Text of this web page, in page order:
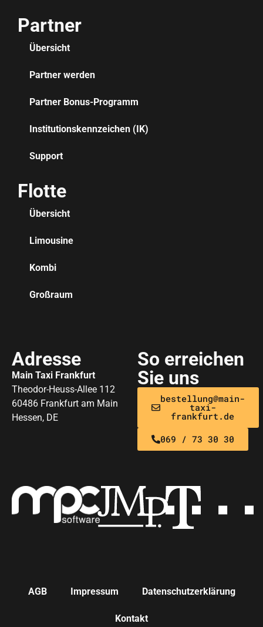
Partner
Übersicht
Partner werden
Partner Bonus-Programm
Institutionskennzeichen (IK)
Support
Flotte
Übersicht
Limousine
Kombi
Großraum
Adresse
Main Taxi Frankfurt
Theodor-Heuss-Allee 112
60486 Frankfurt am Main
Hessen, DE
So erreichen
Sie uns
bestellung@main-
taxi-
frankfurt.de
069 / 73 30 30
AGB Impressum Datenschutzerklärung
Kontakt